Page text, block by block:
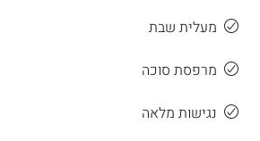
מעלית שבת
מרפסת סוכה
נגישות מלאה